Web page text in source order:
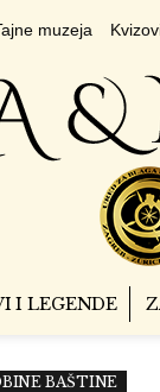
muzeja
I LEGENDE
BAŠTINE